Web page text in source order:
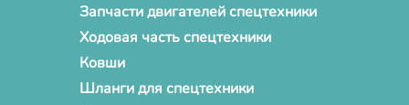
Запчасти двигателей спецтехники
Ходовая часть спецтехники
Ковши
Шланги для спецтехники